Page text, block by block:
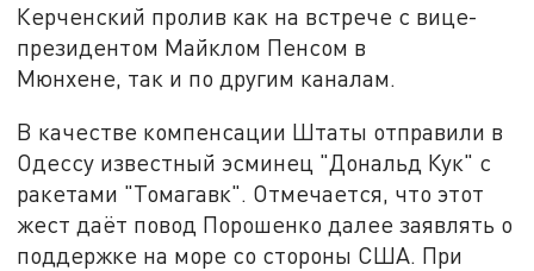
Керченский пролив как на встрече с вице-
президентом Майклом Пенсом в
Мюнхене, так и по другим каналам.
В качестве компенсации Штаты отправили в
Одессу известный эсминец "Дональд Кук" с
ракетами "Томагавк". Отмечается, что этот
жест даёт повод Порошенко далее заявлять о
поддержке на море со стороны США. При